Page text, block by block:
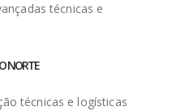
técnicas e
NORTE
técnicas e logísticas